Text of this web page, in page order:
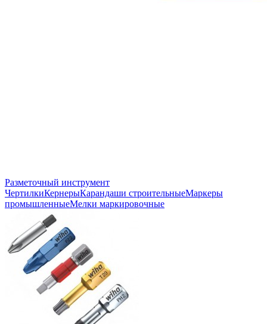
Разметочный инструмент
ЧертилкиКернерыКарандаши строительныеМаркеры
промышленныеМелки маркировочные